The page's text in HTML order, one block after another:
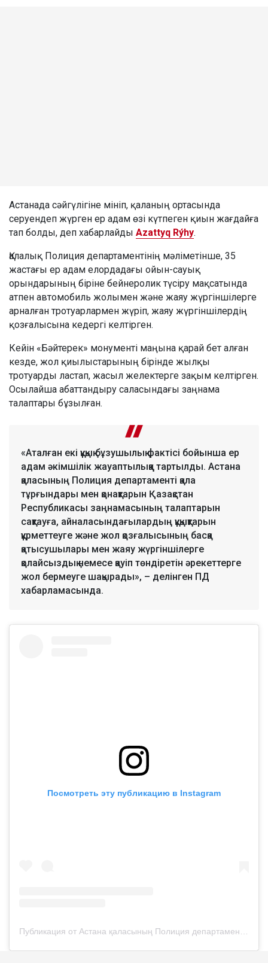
Астанада сәйгүлігіне мініп, қаланың ортасында
серуендеп жүрген ер адам өзі күтпеген қиын жағдайға
тап болды, деп хабарлайды Azattyq Rýhy.
Қалалық Полиция департаментінің мәліметінше, 35
жастағы ер адам елордадағы ойын-сауық
орындарының біріне бейнеролик түсіру мақсатында
атпен автомобиль жолымен және жаяу жүргіншілерге
арналған тротуарлармен жүріп, жаяу жүргіншілердің
қозғалысына кедергі келтірген.
Кейін «Бәйтерек» монументі маңына қарай бет алған
кезде, жол қиылыстарының бірінде жылқы
тротуарды ластап, жасыл желектерге зақым келтірген.
Осылайша абаттандыру саласындағы заңнама
талаптары бұзылған.
«Аталған екі құқық бұзушылық фактісі бойынша ер
адам әкімшілік жауаптылыққа тартылды. Астана
қаласының Полиция департаменті қала
тұрғындары мен қонақтарын Қазақстан
Республикасы заңнамасының талаптарын
сақтауға, айналасындағылардың құқықтарын
құрметтеуге және жол қозғалысының басқа
қатысушылары мен жаяу жүргіншілерге
қолайсыздық немесе қауіп төндіретін әрекеттерге
жол бермеуге шақырады», – делінген ПД
хабарламасында.
Посмотреть эту публикацию в Instagram